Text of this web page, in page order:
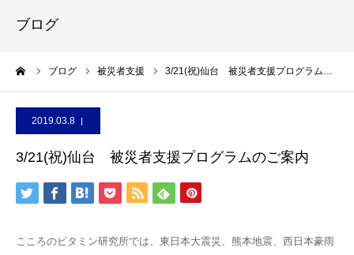
ブログ
ブログ 被災者支援 3/21(祝)仙台 被災者支援プログラム…
2019.03.8
3/21(祝)仙台 被災者支援プログラムのご案内
こころのビタミン研究所では、東日本大震災、熊本地震、西日本豪雨